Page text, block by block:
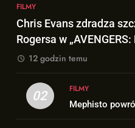
roli
FILMY
FILMY
Chris Evans zdradza
Rogersa w „AVENGERS:
12 godzin temu
02
FILMY
Mephisto
FILMY
roli